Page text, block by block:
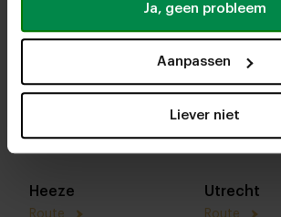
Ja, geen probleem
Aanpassen
Liever niet
Ontdek alles over onze verschillende
woonwinkels.
Heeze Utrecht